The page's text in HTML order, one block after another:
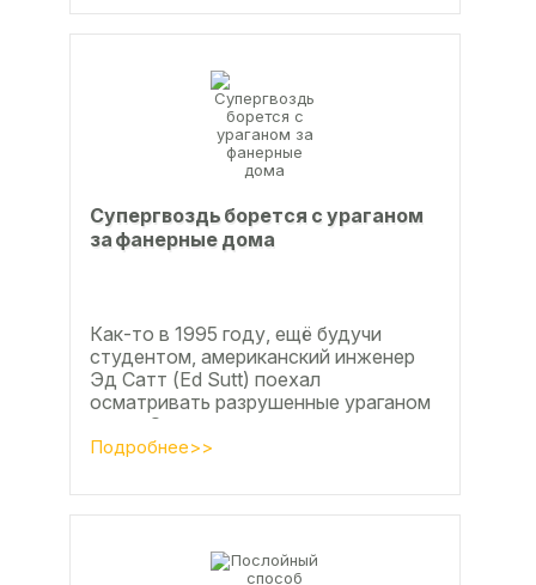
Супергвоздь борется с ураганом
за фанерные дома
Как-то в 1995 году, ещё будучи
студентом, американский инженер
Эд Сатт (Ed Sutt) поехал
осматривать разрушенные ураганом
дома. Он удивился, что ударов
стихии в большинстве случаев не...
Подробнее>>